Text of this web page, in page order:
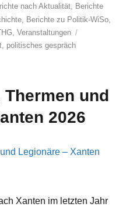
nach Aktualität, Berichte
Berichte zu Politik-WiSo
,Veranstaltungen
politisches gespräch
und
2026
Xanten im letzten Jahr